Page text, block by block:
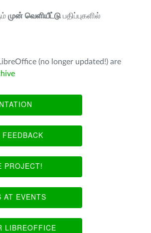
முன் வெளியீட்டு பதிப்புகளில்
(no longer updated!) are
FEEDBACK
PROJECT!
AT EVENTS
LIBREOFFICE